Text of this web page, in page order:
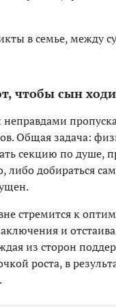
в семье, между
чтобы сын
Общая задача:
секцию по душе,
либо добираться
стремится к
и
из сторон
роста, в